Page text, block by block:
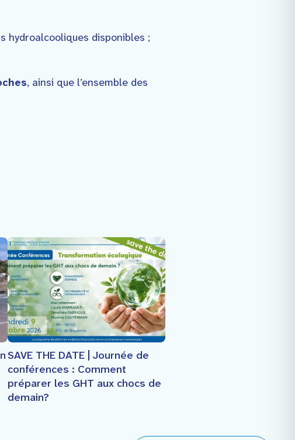
hydroalcooliques disponibles ;
, ainsi que l’ensemble des
SAVE THE DATE | Journée de
conférences : Comment
préparer les GHT aux chocs de
demain?